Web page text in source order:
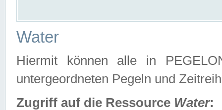
Water
Hiermit können alle in
untergeordneten Pegeln und
Zugriff auf die Ressource Water: